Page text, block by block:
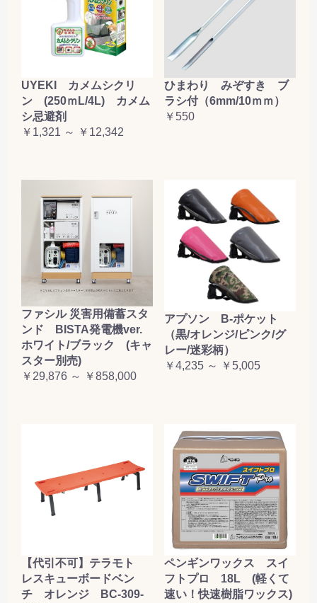
お買い物を続ける カートへ進む
UYEKI カメムシクリ
ン (250ｍL/4L) カメム
シ忌避剤
￥1,321 ～ ￥12,342
ひまわり みぞすき ブ
ラシ付（6mm/10ｍｍ）
￥550
ファシル 災害用備蓄スタ
ンド BISTA発電機ver.
ホワイト/ブラック (キャ
スター別売)
￥29,876 ～ ￥858,000
アプソン B-ポケット
（黒/オレンジ/ピンク/グ
レー/迷彩柄）
￥4,235 ～ ￥5,005
【代引不可】テラモト
レスキューボードベン
チ オレンジ BC-309-
ペンギンワックス スイ
フトプロ 18L (軽くて
速い！快速樹脂ワックス)